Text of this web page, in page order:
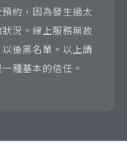
約，因為發生過太
況。線上服務無故
後黑名單。以上請
種基本的信任。